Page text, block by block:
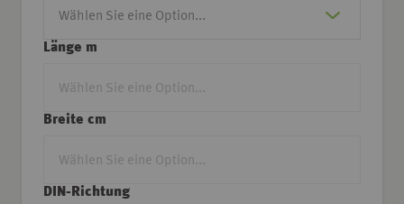
Länge m
Breite cm
DIN-Richtung